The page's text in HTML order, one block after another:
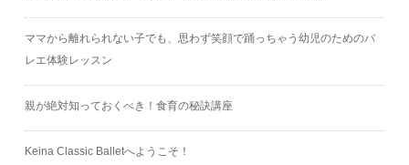
ママから離れられない子でも、思わず笑顔で踊っちゃう幼児のためのバ
レエ体験レッスン
親が絶対知っておくべき！食育の秘訣講座
Keina Classic Balletへようこそ！